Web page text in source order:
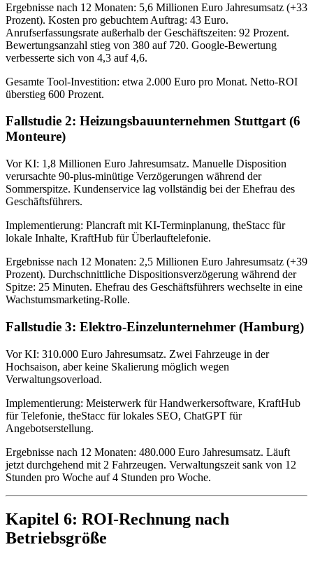
Ergebnisse nach 12 Monaten: 5,6 Millionen Euro Jahresumsatz (+33
Prozent). Kosten pro gebuchtem Auftrag: 43 Euro.
Anrufserfassungsrate außerhalb der Geschäftszeiten: 92 Prozent.
Bewertungsanzahl stieg von 380 auf 720. Google-Bewertung
verbesserte sich von 4,3 auf 4,6.
Gesamte Tool-Investition: etwa 2.000 Euro pro Monat. Netto-ROI
überstieg 600 Prozent.
Fallstudie 2: Heizungsbauunternehmen Stuttgart (6
Monteure)
Vor KI: 1,8 Millionen Euro Jahresumsatz. Manuelle Disposition
verursachte 90-plus-minütige Verzögerungen während der
Sommerspitze. Kundenservice lag vollständig bei der Ehefrau des
Geschäftsführers.
Implementierung: Plancraft mit KI-Terminplanung, theStacc für
lokale Inhalte, KraftHub für Überlauftelefonie.
Ergebnisse nach 12 Monaten: 2,5 Millionen Euro Jahresumsatz (+39
Prozent). Durchschnittliche Dispositionsverzögerung während der
Spitze: 25 Minuten. Ehefrau des Geschäftsführers wechselte in eine
Wachstumsmarketing-Rolle.
Fallstudie 3: Elektro-Einzelunternehmer (Hamburg)
Vor KI: 310.000 Euro Jahresumsatz. Zwei Fahrzeuge in der
Hochsaison, aber keine Skalierung möglich wegen
Verwaltungsoverload.
Implementierung: Meisterwerk für Handwerkersoftware, KraftHub
für Telefonie, theStacc für lokales SEO, ChatGPT für
Angebotserstellung.
Ergebnisse nach 12 Monaten: 480.000 Euro Jahresumsatz. Läuft
jetzt durchgehend mit 2 Fahrzeugen. Verwaltungszeit sank von 12
Stunden pro Woche auf 4 Stunden pro Woche.
Kapitel 6: ROI-Rechnung nach
Betriebsgröße